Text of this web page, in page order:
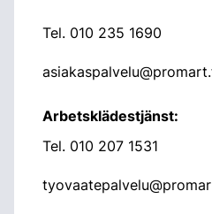
Tel. 010 235 1690
Arbetsklädestjänst:
Tel. 010 207 1531